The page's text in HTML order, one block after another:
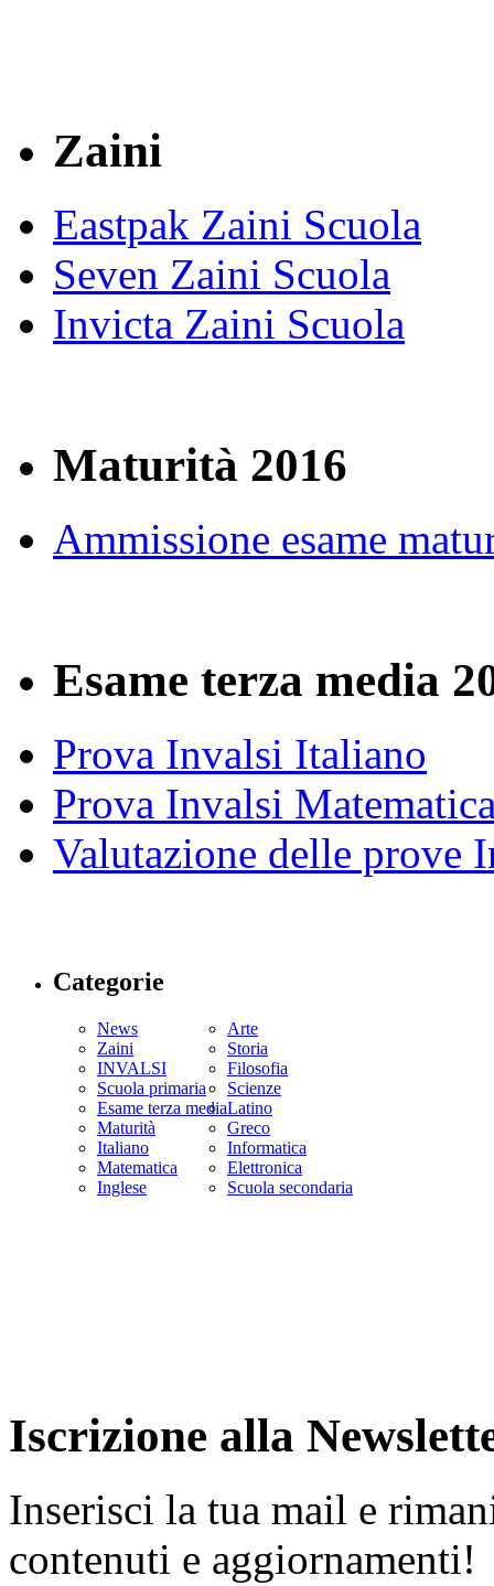
Zaini
Eastpak Zaini Scuola
Seven Zaini Scuola
Invicta Zaini Scuola
Maturità 2016
Ammissione esame
Esame terza media
Prova Invalsi Italiano
Prova Invalsi
Valutazione delle prove
Categorie
News
Zaini
INVALSI
Scuola primaria
Esame terza media
Maturità
Italiano
Matematica
Inglese
Arte
Storia
Filosofia
Scienze
Latino
Greco
Informatica
Elettronica
Scuola secondaria
Iscrizione alla
Inserisci la tua mail e
contenuti e aggiornamenti!